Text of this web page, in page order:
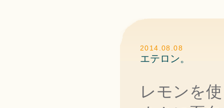
2014.08.08
エテロン。
レモンを